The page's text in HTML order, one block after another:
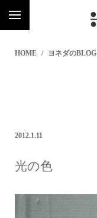
HOME ヨネダのBLOG
2012.1.11
光の色